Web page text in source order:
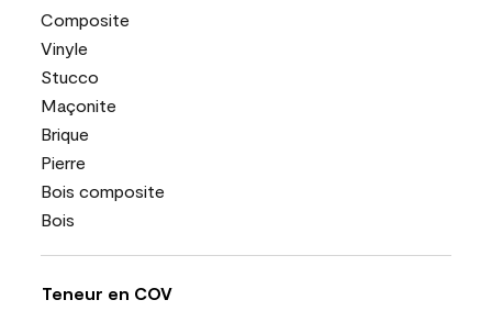
Composite
Vinyle
Stucco
Maçonite
Brique
Pierre
Bois composite
Bois
Teneur en COV